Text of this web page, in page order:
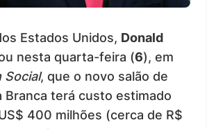
Estados Unidos, Donald
nesta quarta-feira (6), em
Social, que o novo salão de
Branca terá custo estimado
400 milhões (cerca de R$